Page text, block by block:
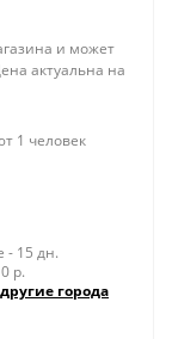
и может
актуальна на
1 человек
- 15 дн.
р.
города